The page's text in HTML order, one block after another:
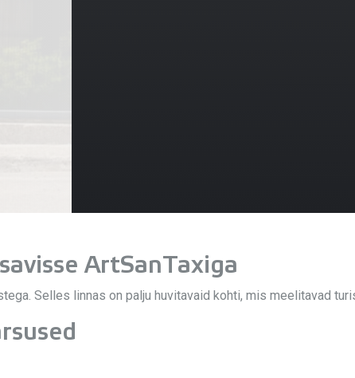
ArtSanTaxiga
Selles linnas on palju huvitavaid kohti, mis meelitavad